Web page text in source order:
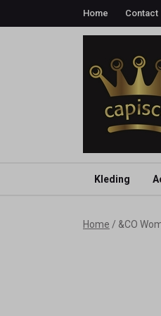
Home Contact
Kleding
Home &CO